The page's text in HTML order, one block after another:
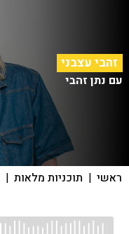
זהבי עצבני
עם נתן זהבי
ראשי | תוכניות מלאות |